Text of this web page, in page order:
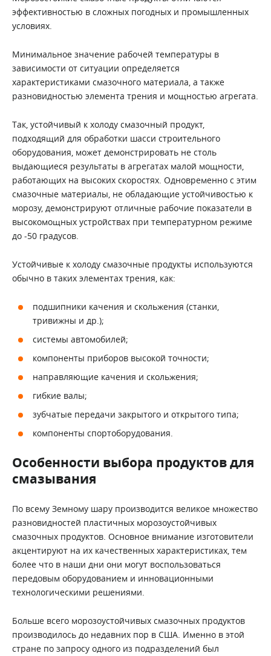
эффективностью в сложных погодных и промышленных
условиях.
Минимальное значение рабочей температуры в
зависимости от ситуации определяется
характеристиками смазочного материала, а также
разновидностью элемента трения и мощностью агрегата.
Так, устойчивый к холоду смазочный продукт,
подходящий для обработки шасси строительного
оборудования, может демонстрировать не столь
выдающиеся результаты в агрегатах малой мощности,
работающих на высоких скоростях. Одновременно с этим
смазочные материалы, не обладающие устойчивостью к
морозу, демонстрируют отличные рабочие показатели в
высокомощных устройствах при температурном режиме
до -50 градусов.
Устойчивые к холоду смазочные продукты используются
обычно в таких элементах трения, как:
подшипники качения и скольжения (станки,
тривижны и др.);
системы автомобилей;
компоненты приборов высокой точности;
направляющие качения и скольжения;
гибкие валы;
зубчатые передачи закрытого и открытого типа;
компоненты спортоборудования.
Особенности выбора продуктов для
смазывания
По всему Земному шару производится великое множество
разновидностей пластичных морозоустойчивых
смазочных продуктов. Основное внимание изготовители
акцентируют на их качественных характеристиках, тем
более что в наши дни они могут воспользоваться
передовым оборудованием и инновационными
технологическими решениями.
Больше всего морозоустойчивых смазочных продуктов
производилось до недавних пор в США. Именно в этой
стране по запросу одного из подразделений был